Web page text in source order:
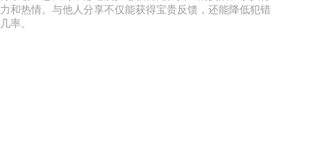
力和热情。与他人分享不仅能获得宝贵反馈，还能降低犯错
几率。